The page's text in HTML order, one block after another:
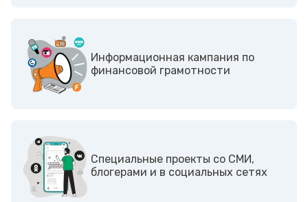
Информационная кампания по
финансовой грамотности
Cпециальные проекты со СМИ,
блогерами и в социальных сетях